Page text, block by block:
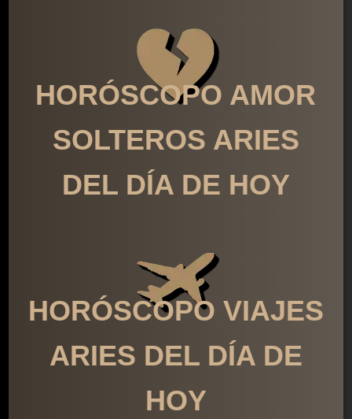
HORÓSCOPO AMOR
SOLTEROS ARIES
DEL DÍA DE HOY
HORÓSCOPO VIAJES
ARIES DEL DÍA DE
HOY